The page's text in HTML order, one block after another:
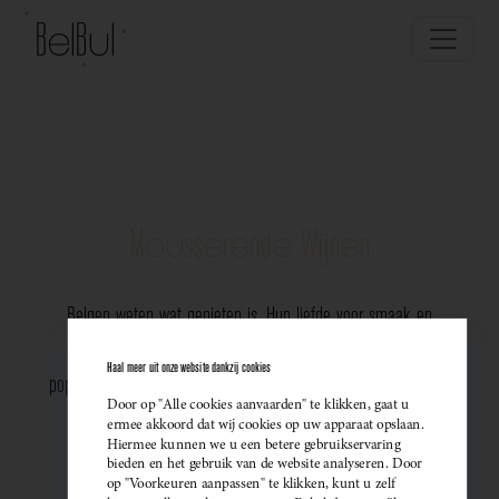
Belgen weten wat genieten is. Hun liefde voor smaak en
populariteit van Belgische mousserende wijnen. Meer dan ooit
kiezen ze bewust voor lokale bubbels — ideaal als
sprankelend aperitief of als verfijnde match bij een
gastronomisch diner. Santé!
Haal meer uit onze website dankzij cookies
Door op "Alle cookies aanvaarden" te klikken, gaat u
ermee akkoord dat wij cookies op uw apparaat opslaan.
Hiermee kunnen we u een betere gebruikservaring
bieden en het gebruik van de website analyseren. Door
op "Voorkeuren aanpassen" te klikken, kunt u zelf